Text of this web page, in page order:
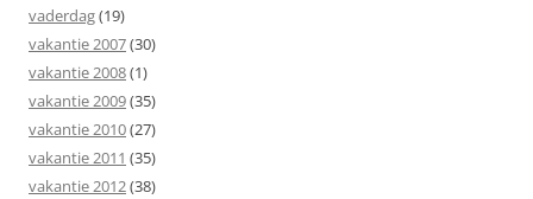
vaderdag(19)
vakantie 2007(30)
vakantie 2008(1)
vakantie 2009(35)
vakantie 2010(27)
vakantie 2011 (35)
vakantie 2012(38)